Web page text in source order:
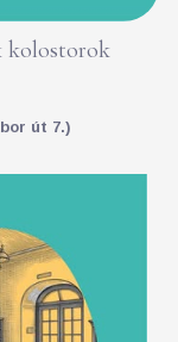
kolostorok
út 7.)